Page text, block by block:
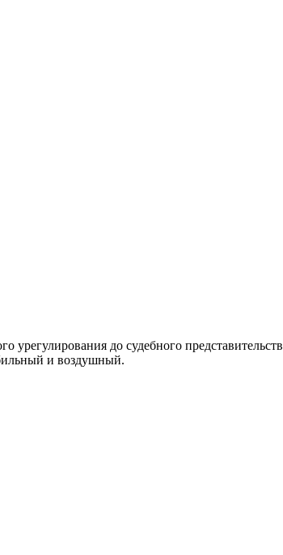
урегулирования до судебного
и воздушный.